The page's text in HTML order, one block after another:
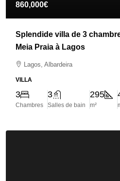
860,000€
Splendide villa de 3
Meia Praia à Lagos
Lagos, Albardeira
VILLA
3
Chambres
3
Salles de bain
295
m²